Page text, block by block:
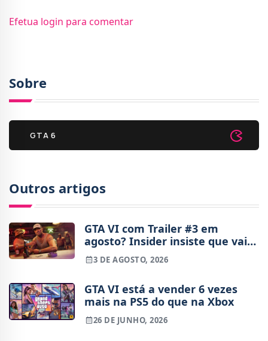
Efetua login para comentar
Sobre
GTA 6
Outros artigos
GTA VI com Trailer #3 em
agosto? Insider insiste que vai
haver novidades
3 DE AGOSTO, 2026
GTA VI está a vender 6 vezes
mais na PS5 do que na Xbox
26 DE JUNHO, 2026